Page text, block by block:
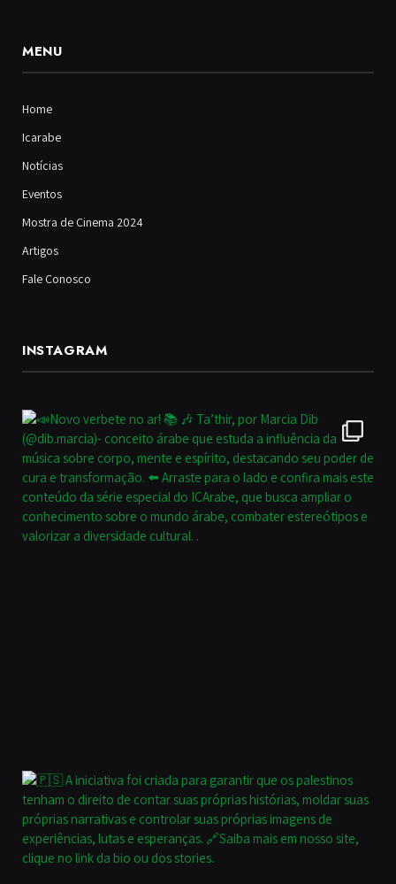
MENU
Home
Icarabe
Notícias
Eventos
Mostra de Cinema 2024
Artigos
Fale Conosco
INSTAGRAM